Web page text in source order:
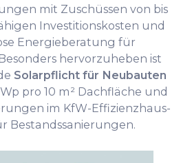
mit Zuschüssen von bis
Investitionskosten und
Energieberatung für
hervorzuheben ist
Solarpflicht für Neubauten
pro 10 m² Dachfläche und
im KfW-Effizienzhaus-
Bestands­sanierungen.